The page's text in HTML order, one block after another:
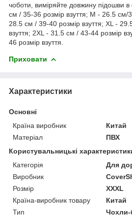
чоботи, виміряйте довжину підошви
см / 35-36 розмір взуття; M - 26.5 см/
28.5 см / 39-40 розмір взуття; XL -
взуття; 2XL - 31.5 см / 43-44 розмір
46 розмір взуття.
Приховати
Характеристики
Основні
Країна виробник
Китай
Матеріал
ПВХ
Користувальницькі
Категорія
Для
Виробник
Розмір
XXXL
Країна-виробник товару
Китай
Тип
Чохли-